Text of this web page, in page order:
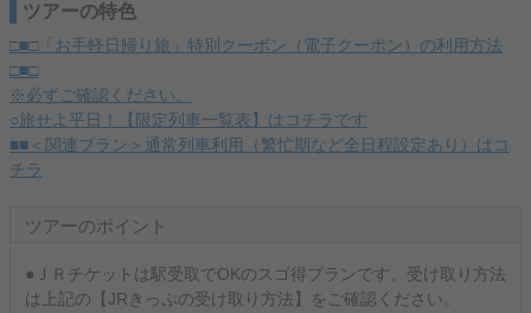
ツアーの特色
□■□「お手軽日帰り旅」特別クーポン（電子クーポン）の利用方法
□■□
※必ずご確認ください。
○旅せよ平日！【限定列車一覧表】はコチラです
■■＜関連プラン＞通常列車利用（繁忙期など全日程設定あり）はコ
チラ
ツアーのポイント
●ＪＲチケットは駅受取でOKのスゴ得プランです。受け取り方法
は上記の【JRきっぷの受け取り方法】をご確認ください。